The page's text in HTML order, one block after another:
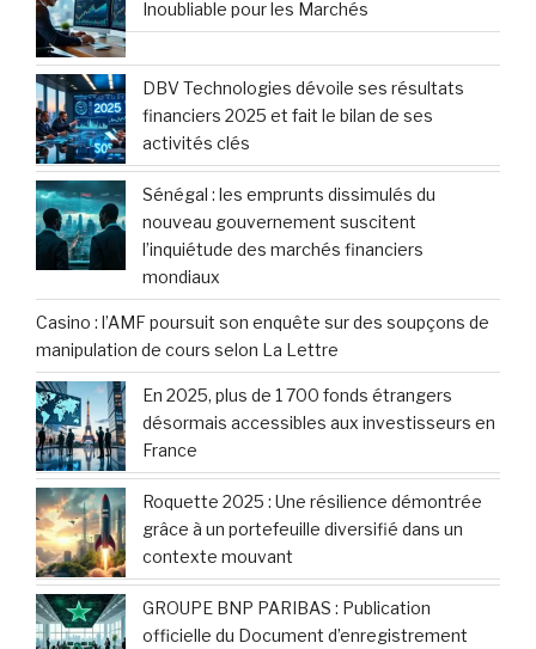
Inoubliable pour les Marchés
DBV Technologies dévoile ses résultats
financiers 2025 et fait le bilan de ses
activités clés
Sénégal : les emprunts dissimulés du
nouveau gouvernement suscitent
l’inquiétude des marchés financiers
mondiaux
Casino : l’AMF poursuit son enquête sur des soupçons de
manipulation de cours selon La Lettre
En 2025, plus de 1 700 fonds étrangers
désormais accessibles aux investisseurs en
France
Roquette 2025 : Une résilience démontrée
grâce à un portefeuille diversifié dans un
contexte mouvant
GROUPE BNP PARIBAS : Publication
officielle du Document d’enregistrement